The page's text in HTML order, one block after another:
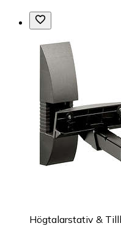
Högtalarstativ &